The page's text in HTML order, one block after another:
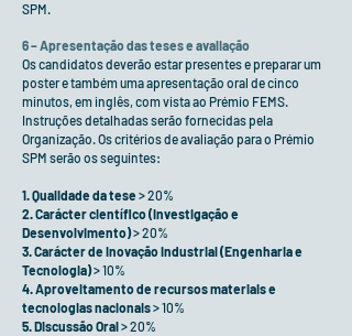
SPM.
6 – Apresentação das teses e avaliação
Os candidatos deverão estar presentes e preparar um
poster e também uma apresentação oral de cinco
minutos, em inglês, com vista ao Prémio FEMS.
Instruções detalhadas serão fornecidas pela
Organização. Os critérios de avaliação para o Prémio
SPM serão os seguintes:
1.Qualidade da tese > 20%
2. Carácter científico (Investigação e
Desenvolvimento)> 20%
3. Carácter de inovação industrial (Engenharia e
Tecnologia)>10%
4. Aproveitamento de recursos materiais e
tecnologias nacionais> 10%
5. Discussão Oral> 20%